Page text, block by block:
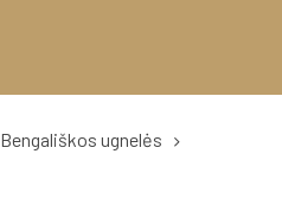
Bengališkos ugnelės